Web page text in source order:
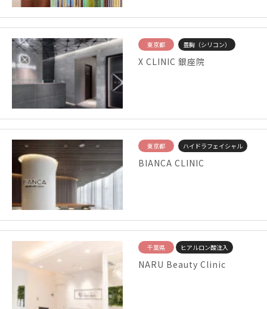
東京都 豊胸（シリコン）
X CLINIC 銀座院
東京都 ハイドラフェイシャル
BIANCA CLINIC
千葉県 ヒアルロン酸注入
NARU Beauty Clinic